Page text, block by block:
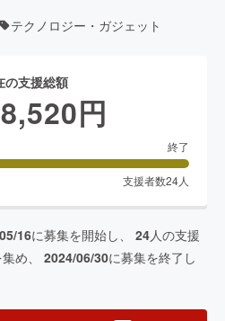
テクノロジー・ガジェット
の支援総額
円
終了
支援者数24人
16に募集を開始し、 24人の支援
め、 2024/06/30に募集を終了し